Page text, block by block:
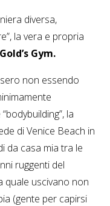
diversa,
la vera e propria
Gold’s Gym.
non essendo
la
di Venice Beach in
da casa mia tra le
ruggenti del
quale uscivano non
(gente per capirsi